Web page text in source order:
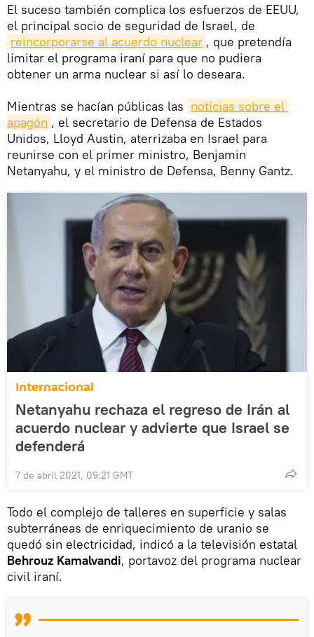
El suceso también complica los esfuerzos de EEUU,
el principal socio de seguridad de Israel, de
reincorporarse al acuerdo nuclear , que pretendía
limitar el programa iraní para que no pudiera
obtener un arma nuclear si así lo deseara.
Mientras se hacían públicas las noticias sobre el
apagón , el secretario de Defensa de Estados
Unidos, Lloyd Austin, aterrizaba en Israel para
reunirse con el primer ministro, Benjamin
Netanyahu, y el ministro de Defensa, Benny Gantz.
Internacional
Netanyahu rechaza el regreso de Irán al
acuerdo nuclear y advierte que Israel se
defenderá
7 de abril 2021, 09:21 GMT
Todo el complejo de talleres en superficie y salas
subterráneas de enriquecimiento de uranio se
quedó sin electricidad, indicó a la televisión estatal
Behrouz Kamalvandi, portavoz del programa nuclear
civil iraní.